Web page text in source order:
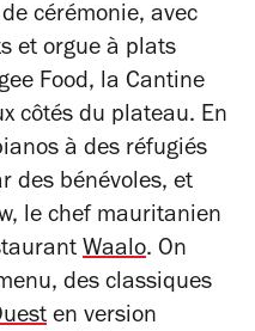
cérémonie, avec
et orgue à plats
Food, la Cantine
côtés du plateau. En
à des réfugiés
des bénévoles, et
le chef mauritanien
Waalo. On
des classiques
en version